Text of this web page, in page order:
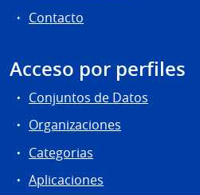
Contacto
Acceso por perfiles
Conjuntos de Datos
Organizaciones
Categorias
Aplicaciones